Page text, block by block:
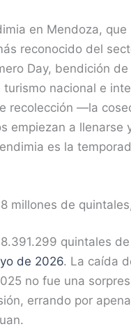
en Mendoza,
reconocido del
Day, bendición
nacional e
recolección —la
empiezan a llenarse
es la
millones de
quintales
de 2026. La caída
no fue una
errando por